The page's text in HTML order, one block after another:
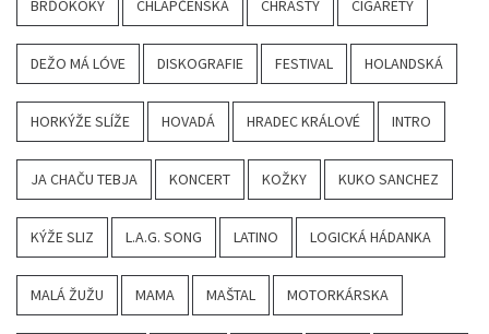
BRĎOKOKY CHLAPČENSKÁ CHRASTY CIGARETY
DEŽO MÁ LÓVE DISKOGRAFIE FESTIVAL HOLANDSKÁ
HORKÝŽE SLÍŽE HOVADÁ HRADEC KRÁLOVÉ INTRO
JA CHAČU TEBJA KONCERT KOŽKY KUKO SANCHEZ
KÝŽE SLIZ L.A.G. SONG LATINO LOGICKÁ HÁDANKA
MALÁ ŽUŽU MAMA MAŠTAL MOTORKÁRSKA